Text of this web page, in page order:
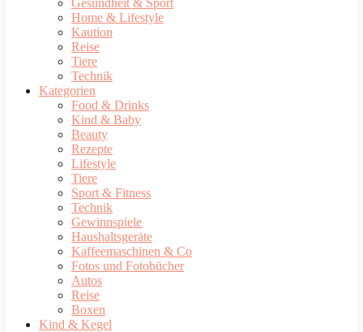
Gesundheit & Sport
Home & Lifestyle
Kaution
Reise
Tiere
Technik
Kategorien
Food & Drinks
Kind & Baby
Beauty
Rezepte
Lifestyle
Tiere
Sport & Fitness
Technik
Gewinnspiele
Haushaltsgeräte
Kaffeemaschinen & Co
Fotos und Fotobücher
Autos
Reise
Boxen
Kind & Kegel